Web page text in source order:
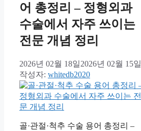
어 총정리 – 정형외과
수술에서 자주 쓰이는
전문 개념 정리
2026년 02월 18일2026년 02월 15일
작성자: whitedb2020
골·관절·척추 수술 용어 총정리 –